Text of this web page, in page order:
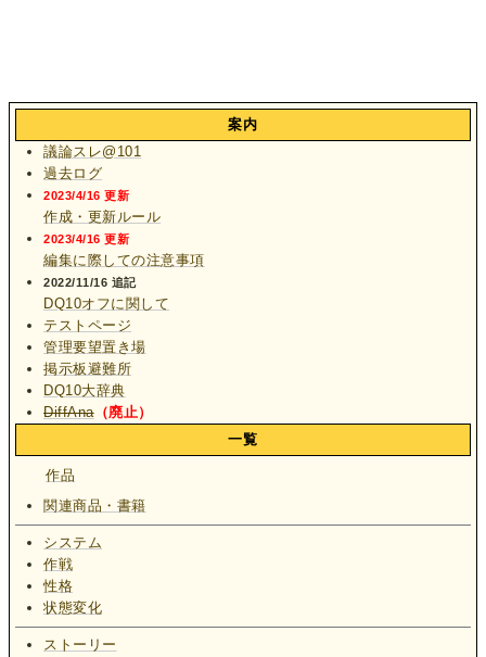
案内
議論スレ@101
過去ログ
2023/4/16 更新
作成・更新ルール
2023/4/16 更新
編集に際しての注意事項
2022/11/16 追記
DQ10オフに関して
テストページ
管理要望置き場
掲示板避難所
DQ10大辞典
DiffAna（廃止）
一覧
作品
関連商品・書籍
システム
作戦
性格
状態変化
ストーリー